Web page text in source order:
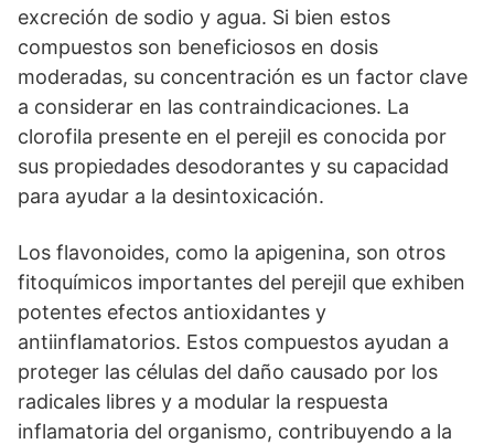
excreción de sodio y agua. Si bien estos
compuestos son beneficiosos en dosis
moderadas, su concentración es un factor clave
a considerar en las contraindicaciones. La
clorofila presente en el perejil es conocida por
sus propiedades desodorantes y su capacidad
para ayudar a la desintoxicación.
Los flavonoides, como la apigenina, son otros
fitoquímicos importantes del perejil que exhiben
potentes efectos antioxidantes y
antiinflamatorios. Estos compuestos ayudan a
proteger las células del daño causado por los
radicales libres y a modular la respuesta
inflamatoria del organismo, contribuyendo a la